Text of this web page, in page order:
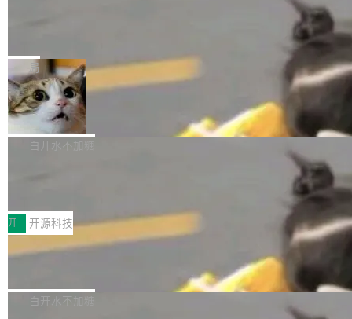
张CT影像上完成像素级精细分割，让系统"...
新功能 macOS：在 Connect/Share 按钮中添加
通过 AirDop 共享书籍的功能 Content server：
支持可向服务器后端添加新端点的插件 Edit boo
k：Compress images：添加将 GIF 图像转换为
JPEG/WebP 的选项 ToC Editor：添加一个按
ube 视频，标题是"SwiftUI 七年后：一个平庸的
故事"。视频核心观点很简单：SwiftUI 发布七年
了，仍然像一个永久公测版。 Manshin 从数据
流、布局系统、API 稳定性、性能、跨平台五个
维度逐一批判了 SwiftUI。最让人印象深刻的一
一，界面错位。他说这个问题"两年前就发现了，
至今没变"。 数据流方面，Manshin 指出 SwiftU
I 的属性包装器演进史...
局
DBeaver 26.1.4 发布
DBeaver 是一个免费开源的通用数据库工具，适
用于开发人员和数据库管理员。DBeaver 26.1.4
AI 聊天功能（添加了一些快捷键）</span></li>
<li><span style="color:#000000">新增了始终
在新 SQL 控制台中打开 AI 生成的脚本的功能</
span></li> <li><span style="color:#000000...
白开水不加糖
2026卫星活动——第二届多语种对话语音语言模
型挑战赛 （Multilingual Conversational Speec
h Language Model Challenge，MLC-SLM）T
ask 1赛道中，传音TEX AI中心语音算法团队以
自主研发的说话人归属多语种自动语音识别系统
开 开源科技
Qwen3.8-Max 发布，下周开源 Qwen3.
千问大模型宣布正式推出 Qwen 家族迄今最强大
的模型 Qwen3.8-Max，也是其首个 Max 规模
白开水不加糖